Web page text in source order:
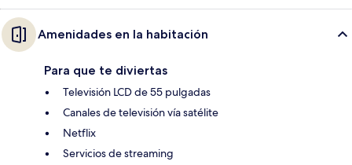
Amenidades en la habitación
Para que te diviertas
Televisión LCD de 55 pulgadas
Canales de televisión vía satélite
Netflix
Servicios de streaming